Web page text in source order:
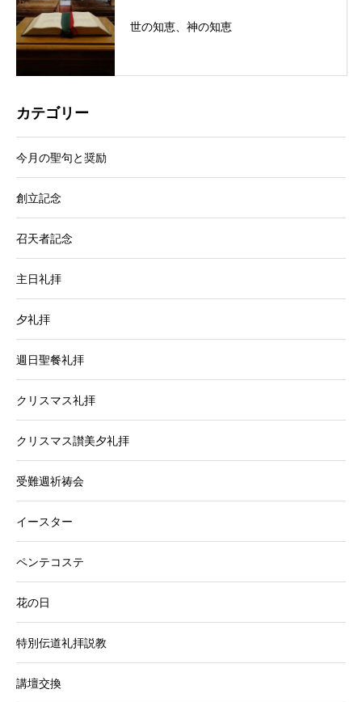
世の知恵、神の知恵
カテゴリー
今月の聖句と奨励
創立記念
召天者記念
主日礼拝
夕礼拝
週日聖餐礼拝
クリスマス礼拝
クリスマス讃美夕礼拝
受難週祈祷会
イースター
ペンテコステ
花の日
特別伝道礼拝説教
講壇交換